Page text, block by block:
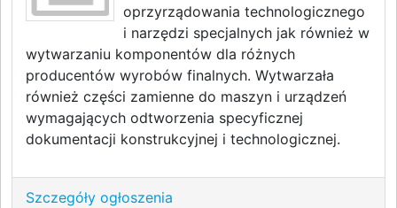
oprzyrządowania technologicznego
i narzędzi specjalnych jak również w
wytwarzaniu komponentów dla różnych
producentów wyrobów finalnych. Wytwarzała
również części zamienne do maszyn i urządzeń
wymagających odtworzenia specyficznej
dokumentacji konstrukcyjnej i technologicznej.
Szczegóły ogłoszenia